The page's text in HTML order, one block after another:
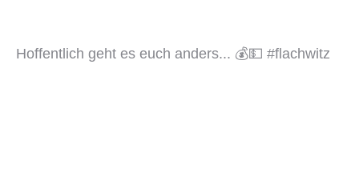
Hoffentlich geht es euch anders... 💰💵 #flachwitz